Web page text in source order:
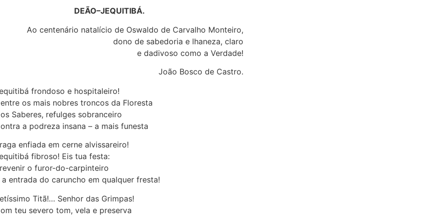
DEÃO–JEQUITIBÁ.
Ao centenário natalício de Oswaldo de Carvalho Monteiro,
dono de sabedoria e lhaneza, claro
e dadivoso como a Verdade!
João Bosco de Castro.
frondoso e hospitaleiro!
os mais nobres troncos da Floresta
Saberes, refulges sobranceiro
a podreza insana – a mais funesta
enfiada em cerne alvissareiro!
fibroso! Eis tua festa:
o furor-do-carpinteiro
a entrada do caruncho em qualquer fresta!
Titã!… Senhor das Grimpas!
teu severo tom, vela e preserva